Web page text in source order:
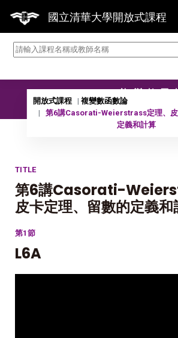
國立清華大學開放式課程
【7/31】
10902 複變數函
開放式課程
複變數函數論
第6講Casorati-Weierstrass定理、皮
定義和計算
TITLE
第6講Casorati-
皮卡定理、留數的定義和
第1節
L6A